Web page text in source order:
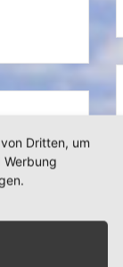
Dritten, um